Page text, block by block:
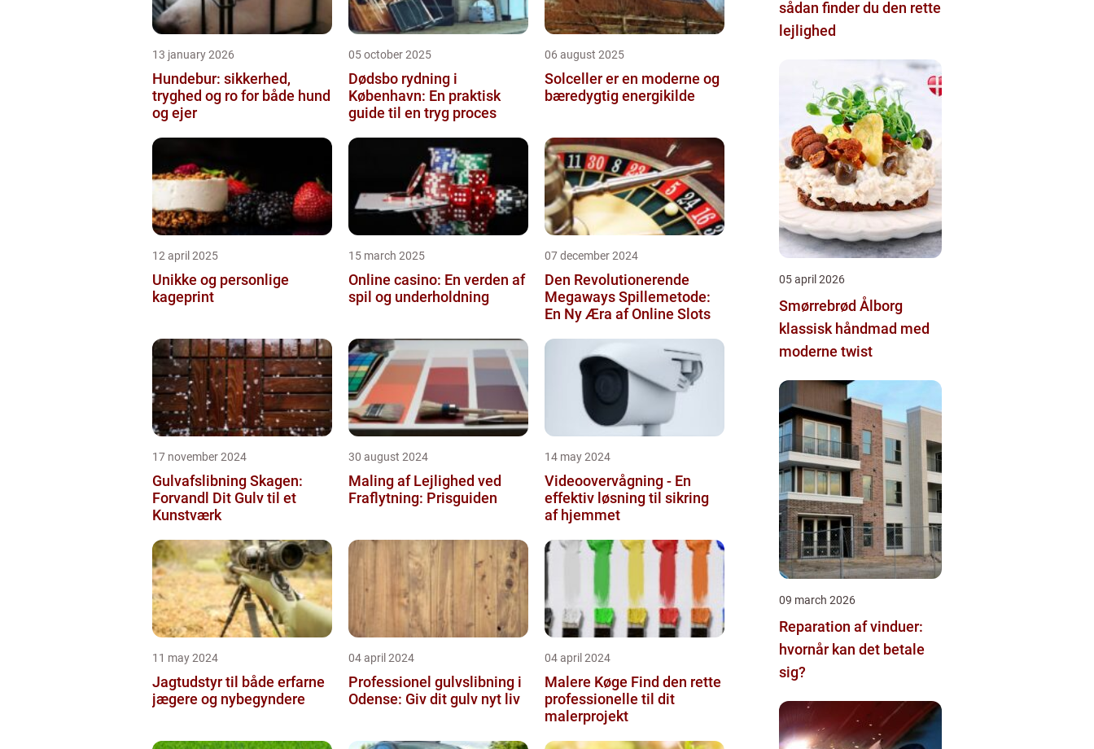
13 january 2026
Hundebur: sikkerhed,
tryghed og ro for både hund
og ejer
05 october 2025
Dødsbo rydning i
København: En praktisk
guide til en tryg proces
06 august 2025
Solceller er en moderne og
bæredygtig energikilde
12 april 2025
Unikke og personlige
kageprint
15 march 2025
Online casino: En verden af
spil og underholdning
07 december 2024
Den Revolutionerende
Megaways Spillemetode:
En Ny Æra af Online Slots
17 november 2024
Gulvafslibning Skagen:
Forvandl Dit Gulv til et
Kunstværk
30 august 2024
Maling af Lejlighed ved
Fraflytning: Prisguiden
14 may 2024
Videoovervågning - En
effektiv løsning til sikring
af hjemmet
11 may 2024
Jagtudstyr til både erfarne
jægere og nybegyndere
04 april 2024
Professionel gulvslibning i
Odense: Giv dit gulv nyt liv
04 april 2024
Malere Køge Find den rette
professionelle til dit
malerprojekt
sådan finder du den rette
lejlighed
05 april 2026
Smørrebrød Ålborg
klassisk håndmad med
moderne twist
09 march 2026
Reparation af vinduer:
hvornår kan det betale
sig?